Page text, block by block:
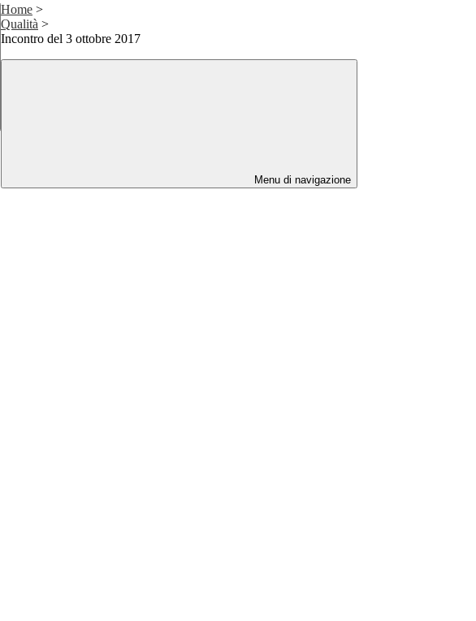
Home >
Qualità >
Incontro del 3 ottobre 2017
Menu di navigazione